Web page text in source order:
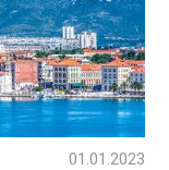
01.01.2023